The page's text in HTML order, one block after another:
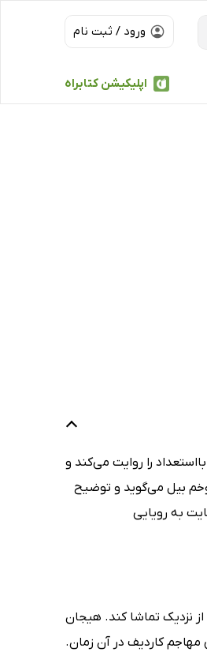
ورود / ثبت نام
اپلیکیشن کتابراه
را روایت می‌کند و
بیل می‌گوید و توضیح
به رویایی
را از نزدیک تماشا کند. هیجان
کاردیف در آن زمان.